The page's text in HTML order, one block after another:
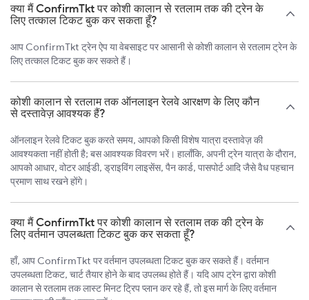
क्या मैं ConfirmTkt पर कोशी कालान से रतलाम तक की ट्रेन के
लिए तत्काल टिकट बुक कर सकता हूँ?
आप ConfirmTkt ट्रेन ऐप या वेबसाइट पर आसानी से कोशी कालान से रतलाम ट्रेन के
लिए तत्काल टिकट बुक कर सकते हैं।
कोशी कालान से रतलाम तक ऑनलाइन रेलवे आरक्षण के लिए कौन
से दस्तावेज़ आवश्यक हैं?
ऑनलाइन रेलवे टिकट बुक करते समय, आपको किसी विशेष यात्रा दस्तावेज़ की
आवश्यकता नहीं होती है; बस आवश्यक विवरण भरें। हालाँकि, अपनी ट्रेन यात्रा के दौरान,
आपको आधार, वोटर आईडी, ड्राइविंग लाइसेंस, पैन कार्ड, पासपोर्ट आदि जैसे वैध पहचान
प्रमाण साथ रखने होंगे।
क्या मैं ConfirmTkt पर कोशी कालान से रतलाम तक की ट्रेन के
लिए वर्तमान उपलब्धता टिकट बुक कर सकता हूँ?
हाँ, आप ConfirmTkt पर वर्तमान उपलब्धता टिकट बुक कर सकते हैं। वर्तमान
उपलब्धता टिकट, चार्ट तैयार होने के बाद उपलब्ध होते हैं। यदि आप ट्रेन द्वारा कोशी
कालान से रतलाम तक लास्ट मिनट ट्रिप प्लान कर रहे हैं, तो इस मार्ग के लिए वर्तमान